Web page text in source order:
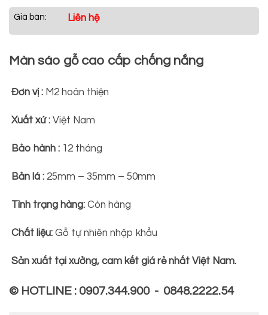
Giá bán: Liên hệ
Màn sáo gỗ cao cấp chống nắng
Đơn vị : M2 hoàn thiện
Xuất xứ : Việt Nam
Bảo hành : 12 tháng
Bản lá : 25mm – 35mm – 50mm
Tình trạng hàng: Còn hàng
Chất liệu: Gỗ tự nhiên nhập khẩu
Sản xuất tại xưởng, cam kết giá rẻ nhất Việt Nam.
© HOTLINE : 0907.344.900 - 0848.2222.54